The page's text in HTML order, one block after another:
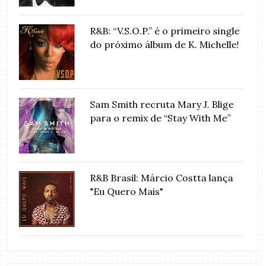
R&B: “V.S.O.P.” é o primeiro single
do próximo álbum de K. Michelle!
Sam Smith recruta Mary J. Blige
para o remix de “Stay With Me”
R&B Brasil: Márcio Costta lança
"Eu Quero Mais"